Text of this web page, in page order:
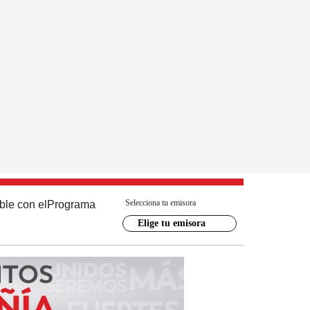
con el Programa Selecciona tu emisora
Elige tu emisora